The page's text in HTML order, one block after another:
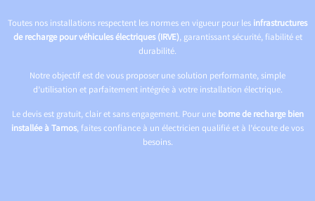
Toutes nos installations respectent les normes en vigueur pour les infrastructures
de recharge pour véhicules électriques (IRVE), garantissant sécurité, fiabilité et
durabilité.
Notre objectif est de vous proposer une solution performante, simple
d’utilisation et parfaitement intégrée à votre installation électrique.
Le devis est gratuit, clair et sans engagement. Pour une borne de recharge bien
installée à Tarnos, faites confiance à un électricien qualifié et à l’écoute de vos
besoins.